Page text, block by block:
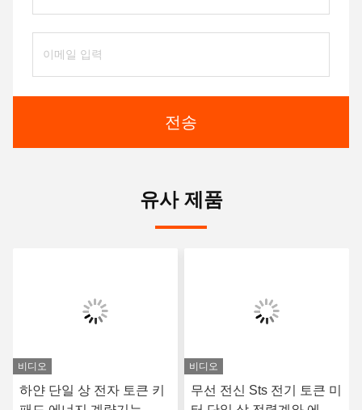
전송
유사 제품
비디오
하얀 단일 상 전자 토큰 키
비디오
무선 전신 Sts 전기 토큰 미